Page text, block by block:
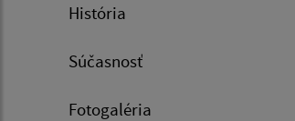
História
Súčasnosť
Fotogaléria